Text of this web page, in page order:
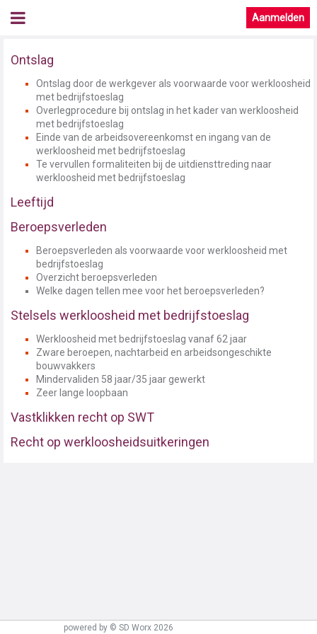
Aanmelden
Ontslag
Ontslag door de werkgever als voorwaarde voor werkloosheid
met bedrijfstoeslag
Overlegprocedure bij ontslag in het kader van werkloosheid
met bedrijfstoeslag
Einde van de arbeidsovereenkomst en ingang van de
werkloosheid met bedrijfstoeslag
Te vervullen formaliteiten bij de uitdiensttreding naar
werkloosheid met bedrijfstoeslag
Leeftijd
Beroepsverleden
Beroepsverleden als voorwaarde voor werkloosheid met
bedrijfstoeslag
Overzicht beroepsverleden
Welke dagen tellen mee voor het beroepsverleden?
Stelsels werkloosheid met bedrijfstoeslag
Werkloosheid met bedrijfstoeslag vanaf 62 jaar
Zware beroepen, nachtarbeid en arbeidsongeschikte
bouwvakkers
Mindervaliden 58 jaar/35 jaar gewerkt
Zeer lange loopbaan
Vastklikken recht op SWT
Recht op werkloosheidsuitkeringen
powered by © SD Worx 2026